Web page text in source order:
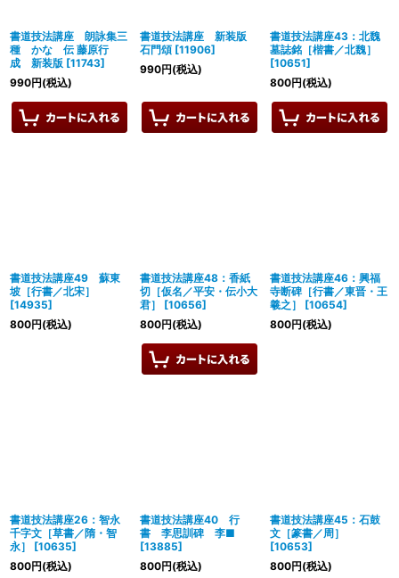
書道技法講座 朗詠集三
種 かな 伝 藤原行
成 新装版 [11743]
990円(税込)
書道技法講座 新装版
石門頌 [11906]
990円(税込)
書道技法講座43：北魏
墓誌銘［楷書／北魏］
[10651]
800円(税込)
書道技法講座49 蘇東
坡［行書／北宋］
[14935]
800円(税込)
書道技法講座48：香紙
切［仮名／平安・伝小大
君］
[10656]
800円(税込)
書道技法講座46：興福
寺断碑［行書／東晋・王
羲之］
[10654]
800円(税込)
書道技法講座26：智永
千字文［草書／隋・智
永］
[10635]
800円(税込)
書道技法講座40 行
書 李思訓碑 李■
[13885]
800円(税込)
書道技法講座45：石鼓
文［篆書／周］
[10653]
800円(税込)